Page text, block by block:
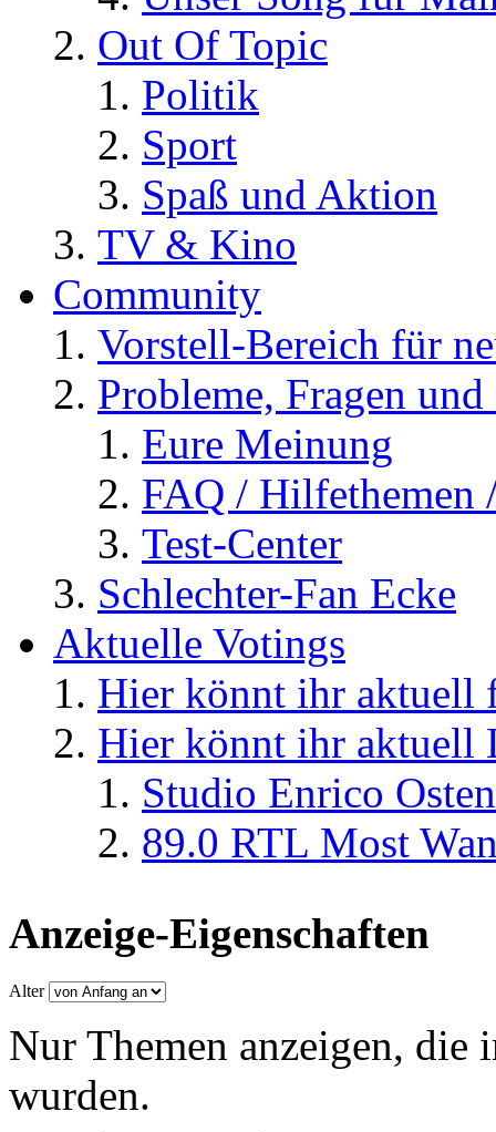
Out Of Topic
Politik
Sport
Spaß und Aktion
TV & Kino
Community
Vorstell-Bereich für
Probleme, Fragen
Eure Meinung
FAQ / Hilfethemen
Test-Center
Schlechter-Fan Ecke
Aktuelle Votings
Hier könnt ihr aktuell
Hier könnt ihr aktuell
Studio Enrico
89.0 RTL Most
Anzeige-Eigenschaften
Alter
Nur Themen anzeigen, die
wurden.